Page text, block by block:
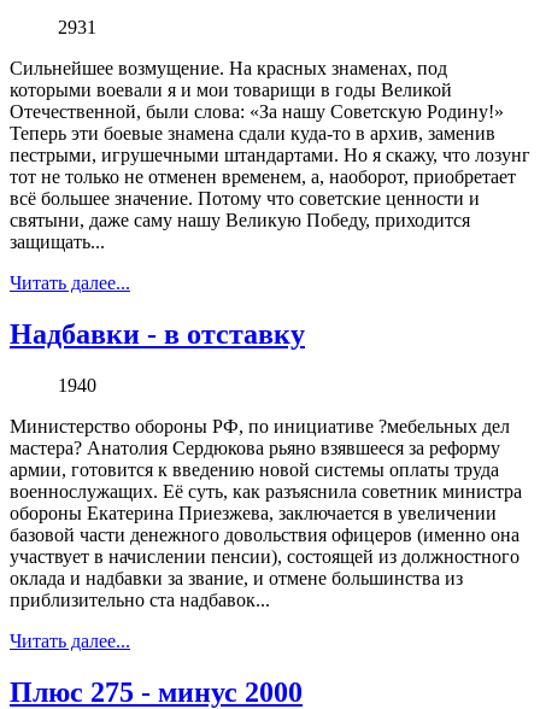
2931
Сильнейшее возмущение. На красных знаменах, под
которыми воевали я и мои товарищи в годы Великой
Отечественной, были слова: «За нашу Советскую Родину!»
Теперь эти боевые знамена сдали куда-то в архив, заменив
пестрыми, игрушечными штандартами. Но я скажу, что лозунг
тот не только не отменен временем, а, наоборот, приобретает
всё большее значение. Потому что советские ценности и
святыни, даже саму нашу Великую Победу, приходится
защищать...
Читать далее...
Надбавки - в отставку
1940
Министерство обороны РФ, по инициативе ?мебельных дел
мастера? Анатолия Сердюкова рьяно взявшееся за реформу
армии, готовится к введению новой системы оплаты труда
военнослужащих. Её суть, как разъяснила советник министра
обороны Екатерина Приезжева, заключается в увеличении
базовой части денежного довольствия офицеров (именно она
участвует в начислении пенсии), состоящей из должностного
оклада и надбавки за звание, и отмене большинства из
приблизительно ста надбавок...
Читать далее...
Плюс 275 - минус 2000